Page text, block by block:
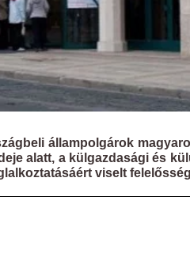
állampolgárok
alatt, a külgazdasági és
viselt